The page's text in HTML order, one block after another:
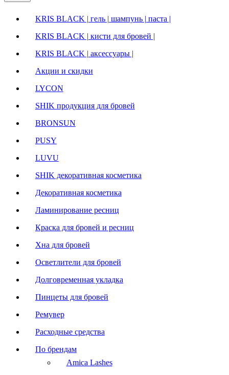
KRIS BLACK | гель | шампунь | паста |
KRIS BLACK | кисти для бровей |
KRIS BLACK | аксессуары |
Акции и скидки
LYCON
SHIK продукция для бровей
BRONSUN
PUSY
LUVU
SHIK декоративная косметика
Декоративная косметика
Ламинирование ресниц
Краска для бровей и ресниц
Хна для бровей
Осветлители для бровей
Долговременная укладка
Пинцеты для бровей
Ремувер
Расходные средства
По брендам
Amica Lashes